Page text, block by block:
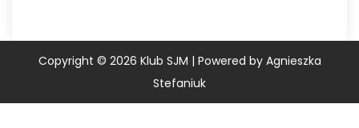
Copyright © 2026 Klub SJM | Powered by Agnieszka
Stefaniuk